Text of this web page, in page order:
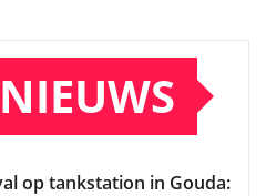
op tankstation in Gouda: